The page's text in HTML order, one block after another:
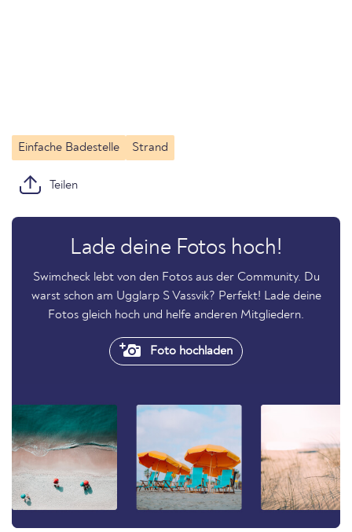
Einfache Badestelle Strand
Teilen
Lade deine Fotos hoch!
Swimcheck lebt von den Fotos aus der Community. Du
warst schon am Ugglarp S Vassvik? Perfekt! Lade deine
Fotos gleich hoch und helfe anderen Mitgliedern.
Foto hochladen